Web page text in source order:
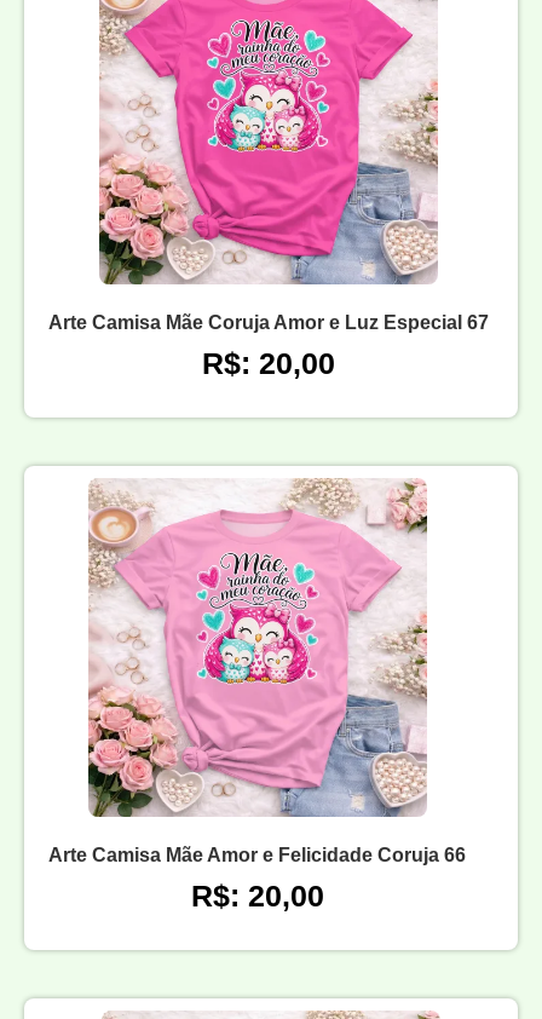
Arte Camisa Mãe Coruja Amor e Luz Especial 67
R$: 20,00
Arte Camisa Mãe Amor e Felicidade Coruja 66
R$: 20,00